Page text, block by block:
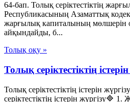
64-бап. Толық серiктестiктiң
Республикасының Азаматтық
жарғылық капиталының
айқындайды, б...
Толық оқу »
Толық серіктестіктің
Толық серіктестіктің істерін
серіктестіктің істерін жүргізу🔷